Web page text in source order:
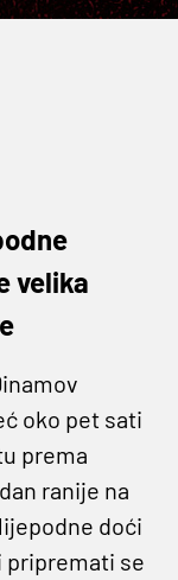
velika
oko pet sati
prema
ranije na
doći
pripremati se